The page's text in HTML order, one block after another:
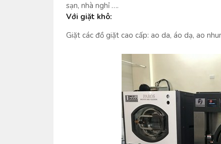
sạn, nhà nghỉ ….
Với giặt khô:
Giặt các đồ giặt cao cấp: ao da, áo dạ, ao